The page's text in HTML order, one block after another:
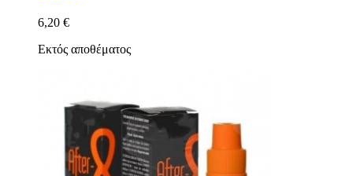
6,20 €
Εκτός αποθέματος